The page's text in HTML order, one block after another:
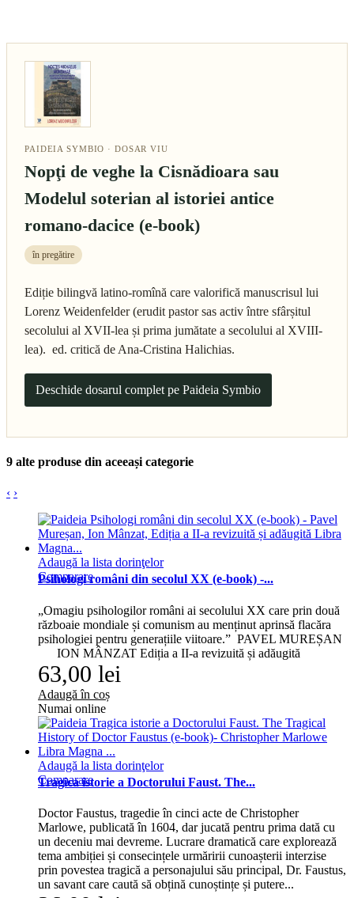
PAIDEIA SYMBIO · DOSAR VIU
Nopţi de veghe la Cisnădioara sau
Modelul soterian al istoriei antice
romano-dacice (e-book)
în pregătire
Ediție bilingvă latino-romînă care valorifică manuscrisul lui
Lorenz Weidenfelder (erudit pastor sas activ între sfârșitul
secolului al XVII-lea și prima jumătate a secolului al XVIII-
lea). ed. critică de Ana-Cristina Halichias.
Deschide dosarul complet pe Paideia Symbio
9 alte produse din aceeași categorie
‹ ›
Adaugă la lista dorinţelor
Comparare
Psihologi români din secolul XX (e-book) -...
„Omagiu psihologilor români ai secolului XX care prin două
războaie mondiale și comunism au menținut aprinsă flacăra
psihologiei pentru generațiile viitoare.” PAVEL MUREȘAN
ION MÂNZAT Ediția a II-a revizuită și adăugită
63,00 lei
Adaugă în coș
Numai online
Adaugă la lista dorinţelor
Comparare
Tragica istorie a Doctorului Faust. The...
Doctor Faustus, tragedie în cinci acte de Christopher
Marlowe, publicată în 1604, dar jucată pentru prima dată cu
un deceniu mai devreme. Lucrare dramatică care explorează
tema ambiției și consecințele urmăririi cunoașterii interzise
prin povestea tragică a personajului său principal, Dr. Faustus,
un savant care caută să obțină cunoștințe și putere...